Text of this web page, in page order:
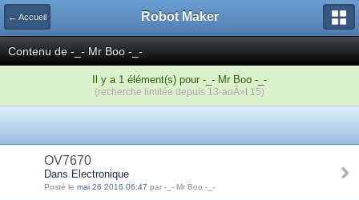
← Accueil Robot Maker
Contenu de -_- Mr Boo -_-
Il y a 1 élément(s) pour -_- Mr Boo -_-
(recherche limitée depuis 13-aoÃ»t 15)
OV7670
Dans Electronique
Posté le mai 26 2016 06:47 par -_- Mr Boo -_-